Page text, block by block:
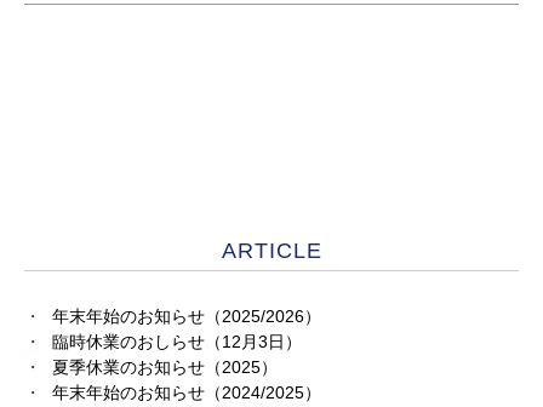
ARTICLE
年末年始のお知らせ（2025/2026）
臨時休業のおしらせ（12月3日）
夏季休業のお知らせ（2025）
年末年始のお知らせ（2024/2025）